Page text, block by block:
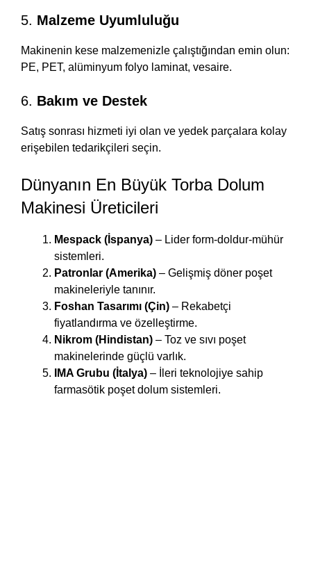
5. Malzeme Uyumluluğu
Makinenin kese malzemenizle çalıştığından emin olun:
PE, PET, alüminyum folyo laminat, vesaire.
6. Bakım ve Destek
Satış sonrası hizmeti iyi olan ve yedek parçalara kolay
erişebilen tedarikçileri seçin.
Dünyanın En Büyük Torba Dolum
Makinesi Üreticileri
Mespack (İspanya) – Lider form-doldur-mühür
sistemleri.
Patronlar (Amerika) – Gelişmiş döner poşet
makineleriyle tanınır.
Foshan Tasarımı (Çin) – Rekabetçi
fiyatlandırma ve özelleştirme.
Nikrom (Hindistan) – Toz ve sıvı poşet
makinelerinde güçlü varlık.
IMA Grubu (İtalya) – İleri teknolojiye sahip
farmasötik poşet dolum sistemleri.